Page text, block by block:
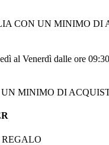
CON UN MINIMO DI
al Venerdì dalle ore
MINIMO DI
REGALO